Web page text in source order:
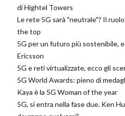
di Hightel Towers
Le rete 5G sarà "neutrale"? Il
the top
5G per un futuro più sostenibile,
Ericsson
5G e reti virtualizzate, ecco gli
5G World Awards: pieno di
Kaya è la 5G Woman of the year
5G, si entra nella fase due. Ken